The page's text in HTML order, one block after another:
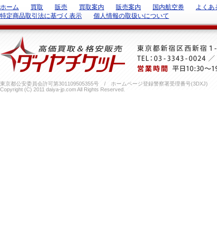
ホーム 買取 販売 買取案内 販売案内 国内航空券
よくあ
特定商品取引法に基づく表示
個人情報の取扱いについて
東京都公安委員会許可第301109505355号 / ホームページ登録警察署受理番号(3DXJ)
Copyright (C) 2011 daiya-jp.com All Rights Reserved.